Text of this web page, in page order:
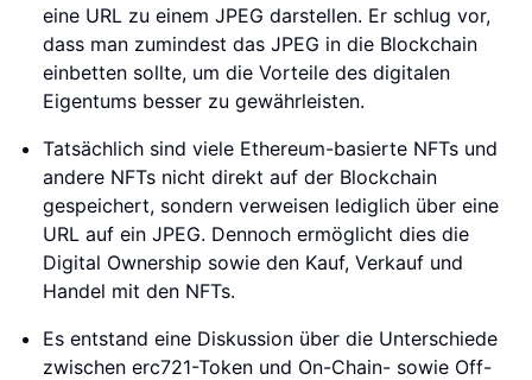
eine URL zu einem JPEG darstellen. Er schlug vor,
dass man zumindest das JPEG in die Blockchain
einbetten sollte, um die Vorteile des digitalen
Eigentums besser zu gewährleisten.
Tatsächlich sind viele Ethereum-basierte NFTs und
andere NFTs nicht direkt auf der Blockchain
gespeichert, sondern verweisen lediglich über eine
URL auf ein JPEG. Dennoch ermöglicht dies die
Digital Ownership sowie den Kauf, Verkauf und
Handel mit den NFTs.
Es entstand eine Diskussion über die Unterschiede
zwischen erc721-Token und On-Chain- sowie Off-